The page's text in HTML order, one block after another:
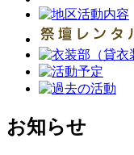
お知らせ